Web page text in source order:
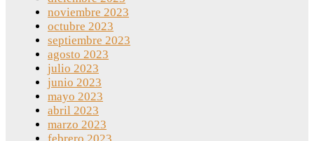
noviembre 2023
octubre 2023
septiembre 2023
agosto 2023
julio 2023
junio 2023
mayo 2023
abril 2023
marzo 2023